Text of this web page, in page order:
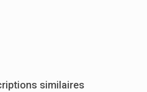
similaires